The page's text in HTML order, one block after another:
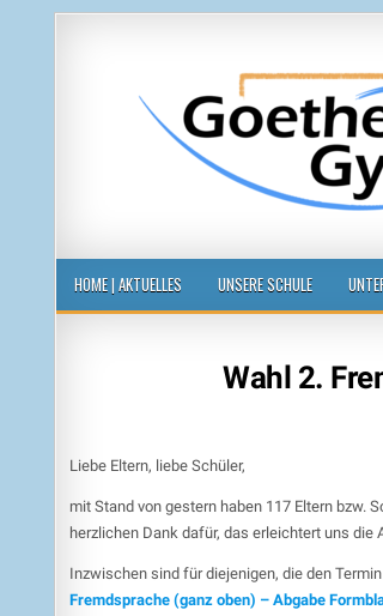
Goethegymnasium der
HOME | AKTUELLES UNSERE SCHULE
Wahl 2.
Liebe Eltern, liebe Schüler,
mit Stand von gestern haben 117 Eltern bzw.
herzlichen Dank dafür, das erleichtert uns die
Inzwischen sind für diejenigen, die den
Fremdsprache (ganz oben) – Abgabe